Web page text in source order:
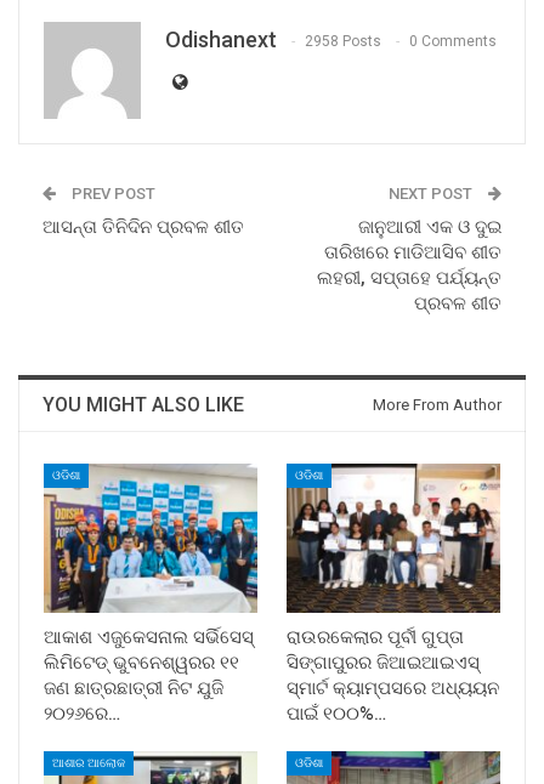
Odishanext 2958 Posts 0 Comments
PREV POST
ଆସନ୍ତା ତିନିଦିନ ପ୍ରବଳ ଶୀତ
NEXT POST
ଜାନୁଆରୀ ଏକ ଓ ଦୁଇ
ତାରିଖରେ ମାଡିଆସିବ ଶୀତ
ଲହରୀ, ସପ୍ତାହେ ପର୍ଯ୍ୟନ୍ତ
ପ୍ରବଳ ଶୀତ
YOU MIGHT ALSO LIKE More From Author
ଓଡିଶା
ଆକାଶ ଏଜୁକେସନାଲ ସର୍ଭିସେସ୍
ଲିମିଟେଡ୍ ଭୁବନେଶ୍ୱରର ୧୧
ଜଣ ଛାତ୍ରଛାତ୍ରୀ ନିଟ ଯୁଜି
୨୦୨୬ରେ…
ଓଡିଶା
ରାଉରକେଲାର ପୂର୍ବୀ ଗୁପ୍ତା
ସିଙ୍ଗାପୁରର ଜିଆଇଆଇଏସ୍
ସ୍ମାର୍ଟ କ୍ୟାମ୍ପସରେ ଅଧ୍ୟୟନ
ପାଇଁ ୧୦୦%…
ଆଶାର ଆଲୋକ ଓଡିଶା